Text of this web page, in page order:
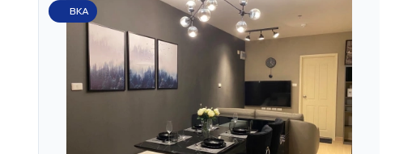
BKA